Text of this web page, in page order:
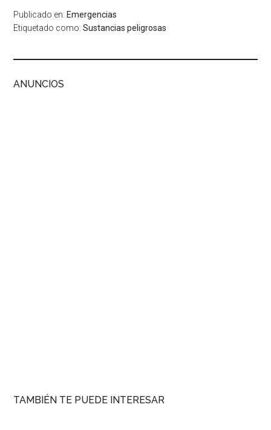
Publicado en: Emergencias
Etiquetado como:Sustancias peligrosas
ANUNCIOS
TAMBIÉN TE PUEDE INTERESAR